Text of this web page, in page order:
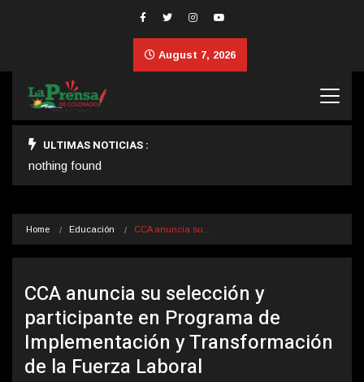
August 7, 2026
ULTIMAS NOTICIAS :
nothing found
Home Educación CCA anuncia su…
CCA anuncia su selección y
participante en Programa de
Implementación y Transformación
de la Fuerza Laboral